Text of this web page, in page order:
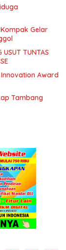
Gelar
USUT TUNTAS
Award
Tambang